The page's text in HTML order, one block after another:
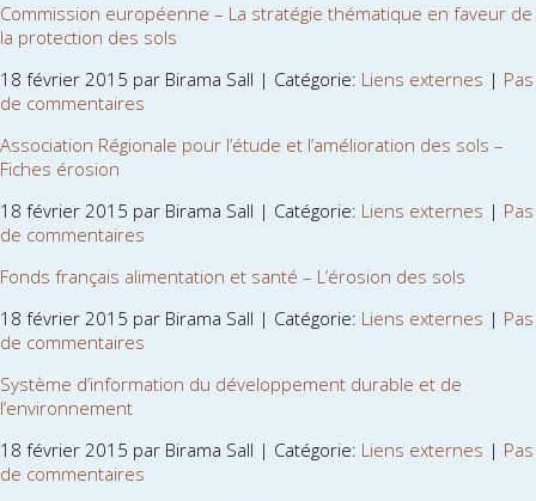
Commission européenne – La stratégie thématique en faveur de
la protection des sols
18 février 2015 par Birama Sall | Catégorie: Liens externes | Pas
de commentaires
Association Régionale pour l’étude et l’amélioration des sols –
Fiches érosion
18 février 2015 par Birama Sall | Catégorie: Liens externes | Pas
de commentaires
Fonds français alimentation et santé – L’érosion des sols
18 février 2015 par Birama Sall | Catégorie: Liens externes | Pas
de commentaires
Système d’information du développement durable et de
l’environnement
18 février 2015 par Birama Sall | Catégorie: Liens externes | Pas
de commentaires